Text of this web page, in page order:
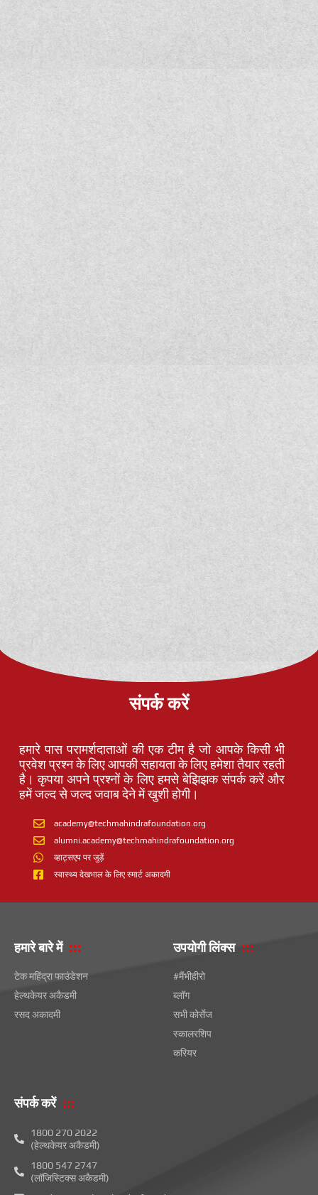
संपर्क करें
हमारे पास परामर्शदाताओं की एक टीम है जो आपके किसी भी
प्रवेश प्रश्न के लिए आपकी सहायता के लिए हमेशा तैयार रहती
है। कृपया अपने प्रश्नों के लिए हमसे बेझिझक संपर्क करें और
हमें जल्द से जल्द जवाब देने में खुशी होगी।
academy@techmahindrafoundation.org
alumni.academy@techmahindrafoundation.org
व्हाट्सएप पर जुड़ें
स्वास्थ्य देखभाल के लिए स्मार्ट अकादमी
हमारे बारे में
टेक महिंद्रा फाउंडेशन
हेल्थकेयर अकैडमी
रसद अकादमी
उपयोगी लिंक्स
#मैंभीहीरो
ब्लॉग
सभी कोर्सेज
स्कालरशिप
करियर
संपर्क करें
1800 270 2022
(हेल्थकेयर अकैडमी)
1800 547 2747
(लॉजिस्टिक्स अकैडमी)